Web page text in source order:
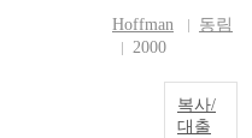
Hoffman
동림
2000
복사/
대출